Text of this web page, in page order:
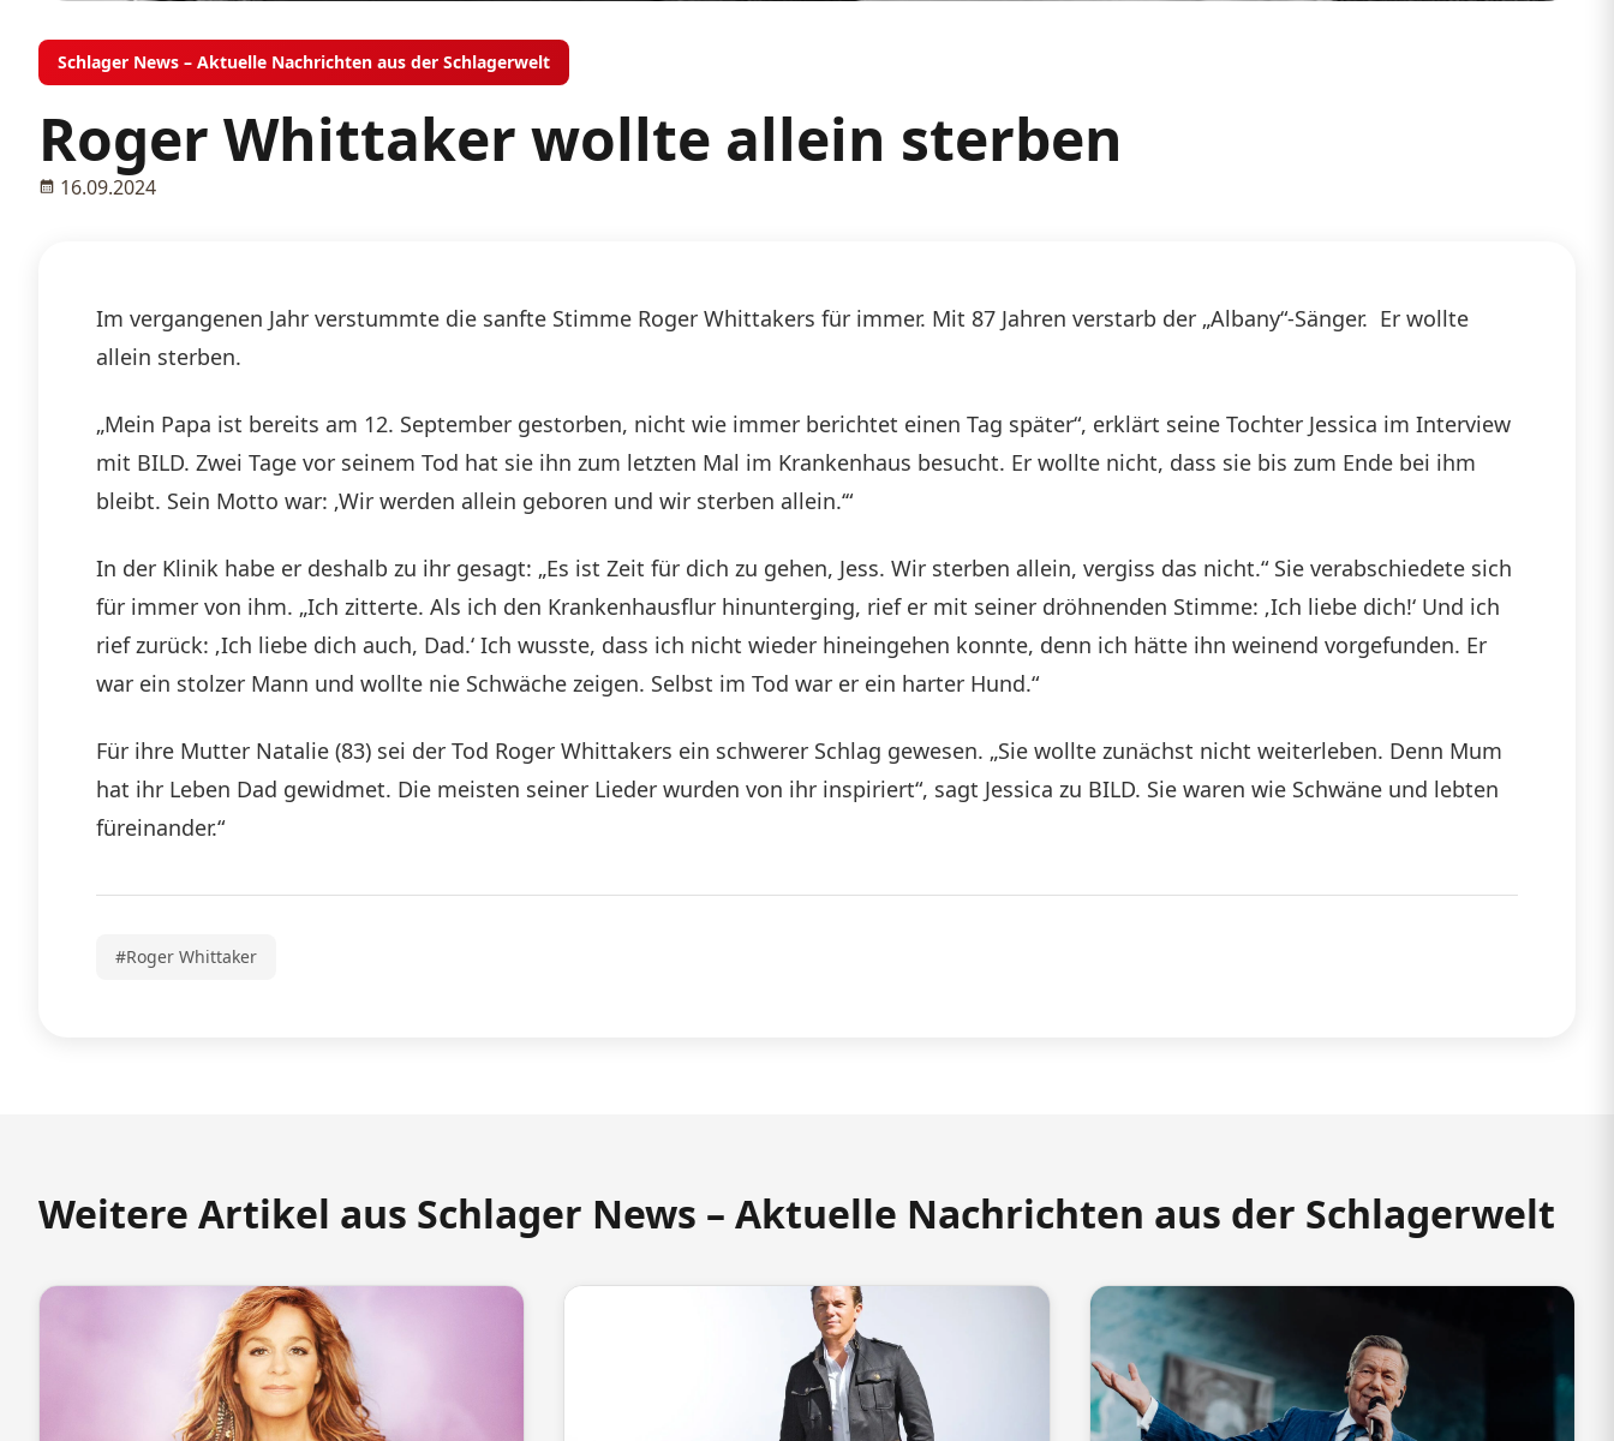
Schlager News – Aktuelle Nachrichten aus der Schlagerwelt
Roger Whittaker wollte allein sterben
16.09.2024
Im vergangenen Jahr verstummte die sanfte Stimme Roger Whittakers für immer. Mit 87 Jahren verstarb der „Albany“-Sänger. Er wollte
allein sterben.
„Mein Papa ist bereits am 12. September gestorben, nicht wie immer berichtet einen Tag später“, erklärt seine Tochter Jessica im Interview
mit BILD. Zwei Tage vor seinem Tod hat sie ihn zum letzten Mal im Krankenhaus besucht. Er wollte nicht, dass sie bis zum Ende bei ihm
bleibt. Sein Motto war: ‚Wir werden allein geboren und wir sterben allein.‘“
In der Klinik habe er deshalb zu ihr gesagt: „Es ist Zeit für dich zu gehen, Jess. Wir sterben allein, vergiss das nicht.“ Sie verabschiedete sich
für immer von ihm. „Ich zitterte. Als ich den Krankenhausflur hinunterging, rief er mit seiner dröhnenden Stimme: ‚Ich liebe dich!‘ Und ich
rief zurück: ‚Ich liebe dich auch, Dad.‘ Ich wusste, dass ich nicht wieder hineingehen konnte, denn ich hätte ihn weinend vorgefunden. Er
war ein stolzer Mann und wollte nie Schwäche zeigen. Selbst im Tod war er ein harter Hund.“
Für ihre Mutter Natalie (83) sei der Tod Roger Whittakers ein schwerer Schlag gewesen. „Sie wollte zunächst nicht weiterleben. Denn Mum
hat ihr Leben Dad gewidmet. Die meisten seiner Lieder wurden von ihr inspiriert“, sagt Jessica zu BILD. Sie waren wie Schwäne und lebten
füreinander.“
#Roger Whittaker
Weitere Artikel aus Schlager News – Aktuelle Nachrichten aus der Schlagerwelt